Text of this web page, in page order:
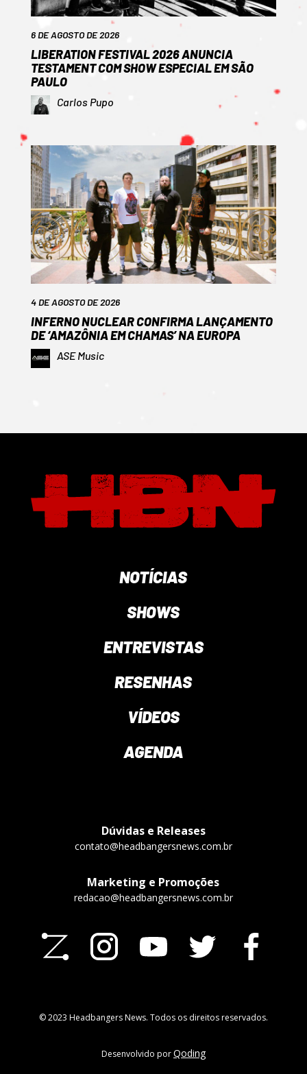
6 DE AGOSTO DE 2026
LIBERATION FESTIVAL 2026 ANUNCIA
TESTAMENT COM SHOW ESPECIAL EM SÃO
PAULO
Carlos Pupo
4 DE AGOSTO DE 2026
INFERNO NUCLEAR CONFIRMA LANÇAMENTO
DE ‘AMAZÔNIA EM CHAMAS’ NA EUROPA
ASE Music
NOTÍCIAS
SHOWS
ENTREVISTAS
RESENHAS
VÍDEOS
AGENDA
Dúvidas e Releases
contato@headbangersnews.com.br
Marketing e Promoções
redacao@headbangersnews.com.br
© 2023 Headbangers News. Todos os direitos reservados.
Desenvolvido porQoding